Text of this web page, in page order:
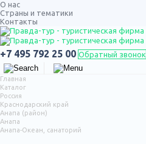
О нас
Страны и тематики
Контакты
ТУРЫ ПО РОССИИ
+7 495 792 25 00 Обратный звонок
Главная
Каталог
Россия
Краснодарский край
Анапа (район)
Анапа
Анапа-Океан, санаторий